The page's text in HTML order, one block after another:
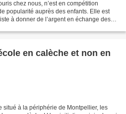
chez nous, n’est en compétition
popularité auprès des enfants. Elle est
à donner de l’argent en échange des
en calèche et non en
situé à la périphérie de Montpellier, les